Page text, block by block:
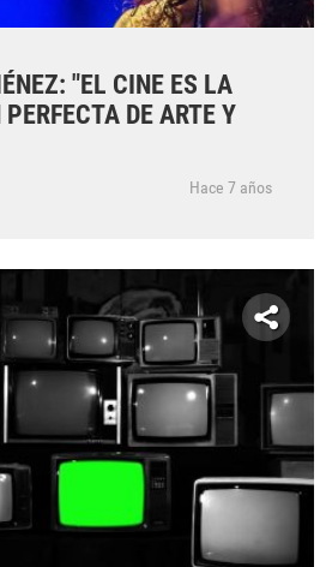
"EL CINE ES LA
DE ARTE Y
Hace 7 años